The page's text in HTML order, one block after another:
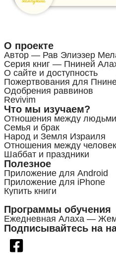
О проекте
Автор — Рав Элиэзер
Серия книг — Пниней
О сайте и доступность
Пожертвования для
Одобрения раввинов
Revivim
Что мы изучаем?
Отношения между людьми
Семья и брак
Народ и Земля Израиля
Отношения между
Шаббат и праздники
Полезное
Приложение для Android
Приложение для iPhone
Купить книги
Программы обучения
Ежедневная Алаха —
Подписывайтесь на